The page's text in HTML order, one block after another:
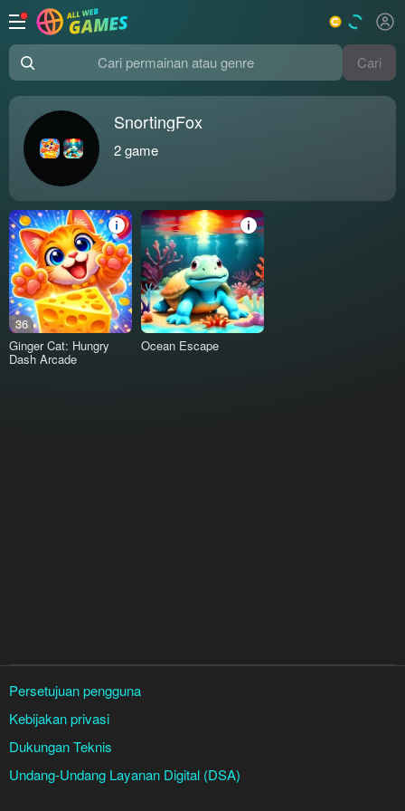
Cari permainan atau genre Cari
SnortingFox
2game
36
Ginger Cat: Hungry
Dash Arcade
Ocean Escape
Persetujuan pengguna
Kebijakan privasi
Dukungan Teknis
Undang-Undang Layanan Digital (DSA)